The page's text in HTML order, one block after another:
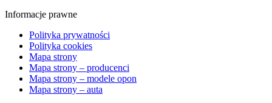
Informacje prawne
Polityka prywatności
Polityka cookies
Mapa strony
Mapa strony – producenci
Mapa strony – modele opon
Mapa strony – auta